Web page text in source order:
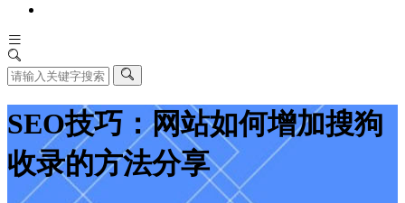
SEO技巧：网站如何增加搜狗
收录的方法分享